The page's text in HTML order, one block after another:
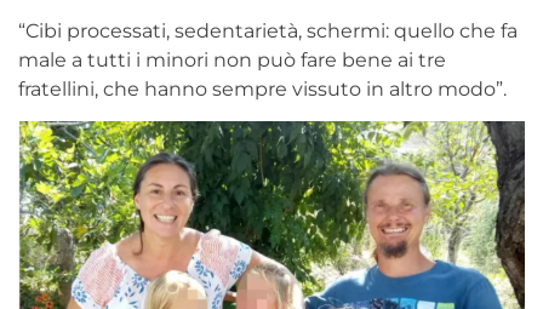
“Cibi processati, sedentarietà, schermi: quello che fa
male a tutti i minori non può fare bene ai tre
fratellini, che hanno sempre vissuto in altro modo”.